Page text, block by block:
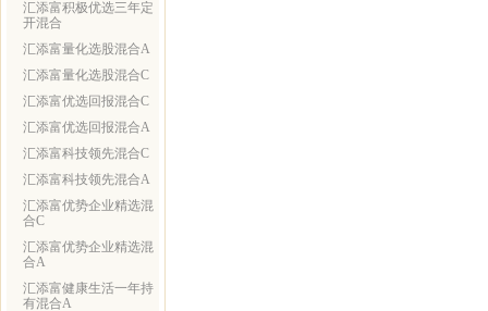
汇添富积极优选三年定
开混合
汇添富量化选股混合A
汇添富量化选股混合C
汇添富优选回报混合C
汇添富优选回报混合A
汇添富科技领先混合C
汇添富科技领先混合A
汇添富优势企业精选混
合C
汇添富优势企业精选混
合A
汇添富健康生活一年持
有混合A